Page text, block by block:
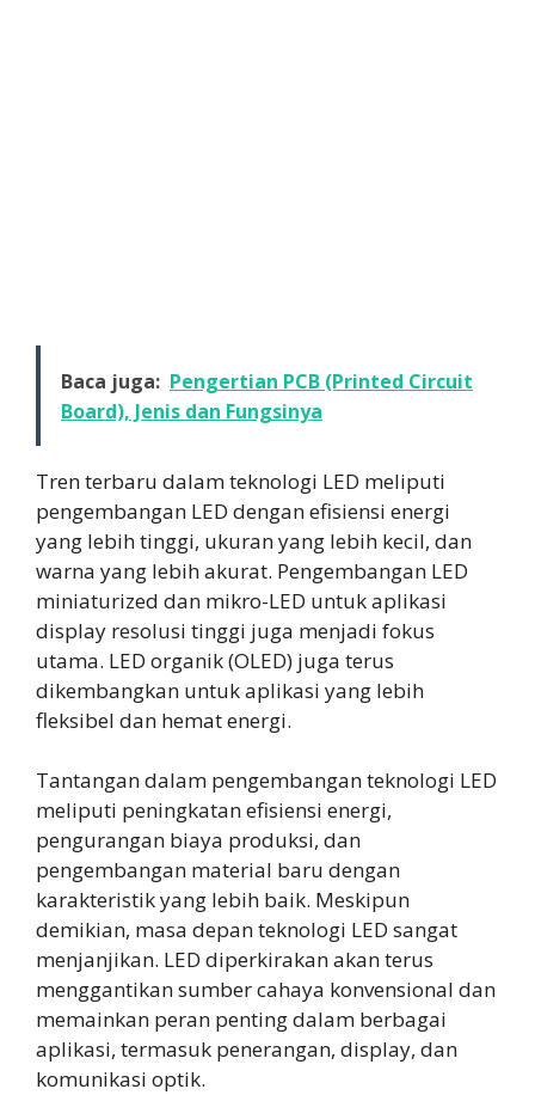
Baca juga: Pengertian PCB (Printed Circuit
Board), Jenis dan Fungsinya
Tren terbaru dalam teknologi LED meliputi
pengembangan LED dengan efisiensi energi
yang lebih tinggi, ukuran yang lebih kecil, dan
warna yang lebih akurat. Pengembangan LED
miniaturized dan mikro-LED untuk aplikasi
display resolusi tinggi juga menjadi fokus
utama. LED organik (OLED) juga terus
dikembangkan untuk aplikasi yang lebih
fleksibel dan hemat energi.
Tantangan dalam pengembangan teknologi LED
meliputi peningkatan efisiensi energi,
pengurangan biaya produksi, dan
pengembangan material baru dengan
karakteristik yang lebih baik. Meskipun
demikian, masa depan teknologi LED sangat
menjanjikan. LED diperkirakan akan terus
menggantikan sumber cahaya konvensional dan
memainkan peran penting dalam berbagai
aplikasi, termasuk penerangan, display, dan
komunikasi optik.